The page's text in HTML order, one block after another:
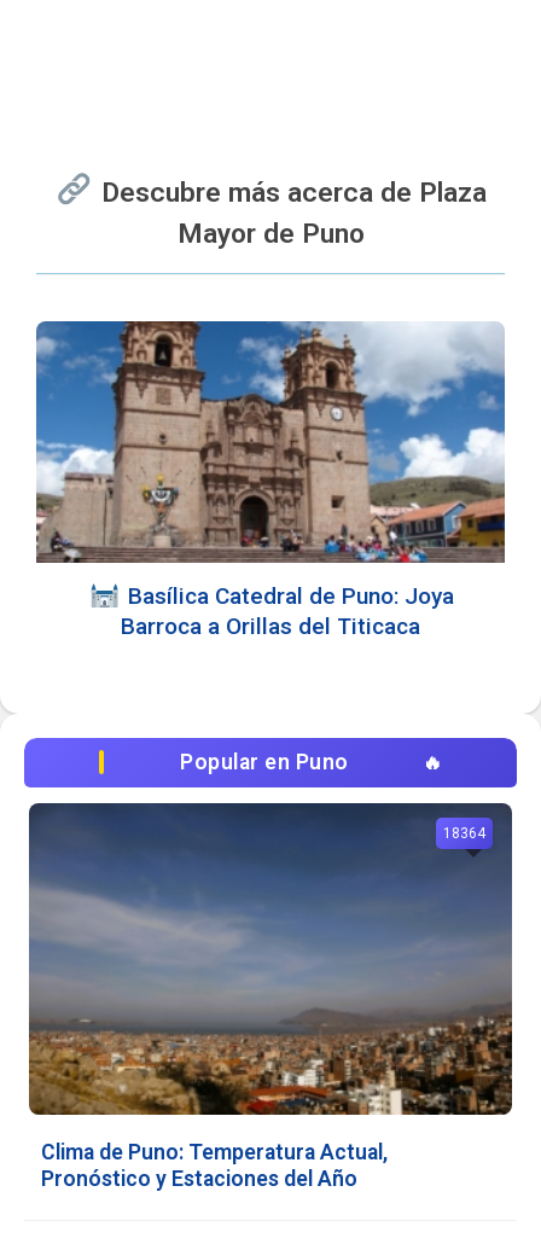
Descubre más acerca de Plaza
Mayor de Puno
Basílica Catedral de Puno: Joya
Barroca a Orillas del Titicaca
Popular en Puno
Clima de Puno: Temperatura Actual,
Pronóstico y Estaciones del Año
18364